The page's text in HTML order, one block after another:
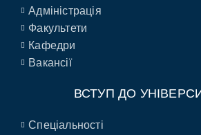
Адміністрація
Факультети
Кафедри
Вакансії
ВСТУП ДО
Спеціальності